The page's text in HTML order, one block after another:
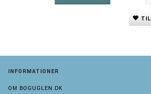
INFORMATIONER
OM BOGUGLEN.DK